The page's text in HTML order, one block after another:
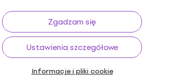
Zgadzam się
Ustawienia szczegółowe
Informacje i pliki cookie